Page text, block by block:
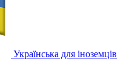
Українська для іноземців